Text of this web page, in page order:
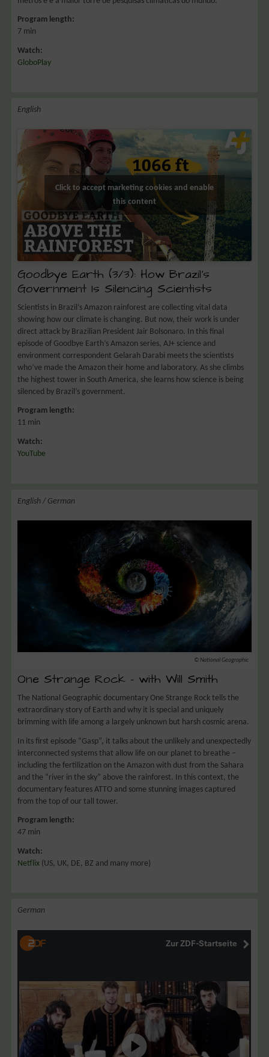
Program length:
7 min
Watch:
GloboPlay
English
Click to accept marketing cookies and enable
this content
Goodbye Earth (3/3): How Brazil’s
Government Is Silencing Scientists
Scientists in Brazil’s Amazon rainforest are collecting vital data
showing how our climate is changing. But now, their work is under
direct attack by Brazilian President Jair Bolsonaro. In this final
episode of Goodbye Earth’s Amazon series, AJ+ science and
environment correspondent Gelarah Darabi meets the scientists
who’ve made the Amazon their home and laboratory. As she climbs
the highest tower in South America, she learns how science is being
silenced by Brazil’s government.
Program length:
11 min
Watch:
YouTube
English / German
© National Geographic
One Strange Rock – with Will Smith
The National Geographic documentary One Strange Rock tells the
extraordinary story of Earth and why it is special and uniquely
brimming with life among a largely unknown but harsh cosmic arena.
In its first episode “Gasp”, it talks about the unlikely and unexpectedly
interconnected systems that allow life on our planet to breathe –
including the fertilization on the Amazon with dust from the Sahara
and the “river in the sky” above the rainforest. In this context, the
documentary features ATTO and some stunning images captured
from the top of our tall tower.
Program length:
47 min
Watch:
Netflix (US, UK, DE, BZ and many more)
German